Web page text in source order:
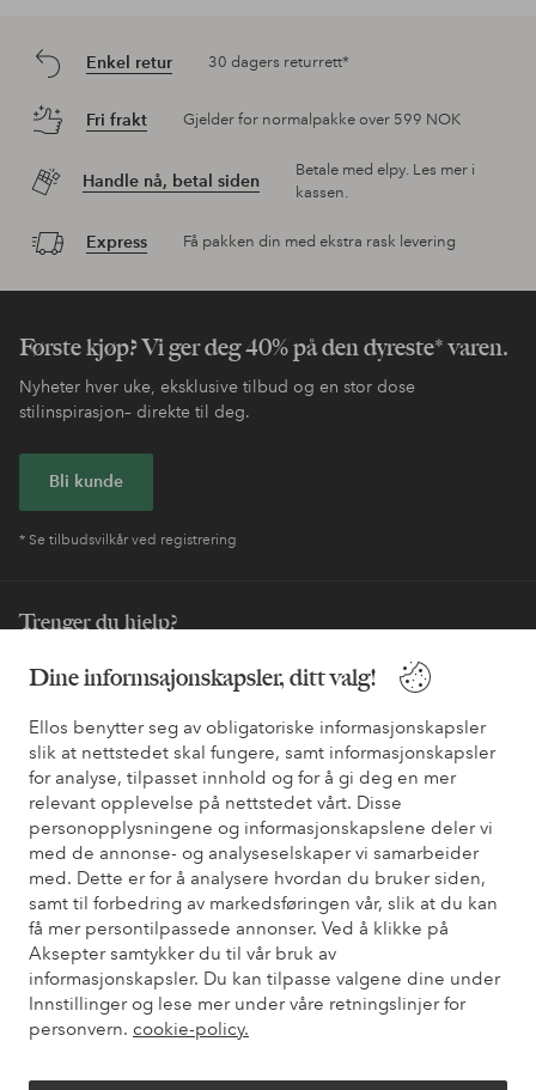
Dine informsajonskapsler, ditt valg!
Ellos benytter seg av obligatoriske informasjonskapsler
slik at nettstedet skal fungere, samt informasjonskapsler
for analyse, tilpasset innhold og for å gi deg en mer
relevant opplevelse på nettstedet vårt. Disse
personopplysningene og informasjonskapslene deler vi
med de annonse- og analyseselskaper vi samarbeider
med. Dette er for å analysere hvordan du bruker siden,
samt til forbedring av markedsføringen vår, slik at du kan
få mer persontilpassede annonser. Ved å klikke på
Aksepter samtykker du til vår bruk av
informasjonskapsler. Du kan tilpasse valgene dine under
Innstillinger og lese mer under våre retningslinjer for
personvern. cookie-policy.
Enkel retur 30 dagers returrett*
Fri frakt Gjelder for normalpakke over 599 NOK
Handle nå, betal siden
Betale med elpy. Les mer i
kassen.
Express Få pakken din med ekstra rask levering
Første kjøp? Vi ger deg 40% på den dyreste* varen.
Nyheter hver uke, eksklusive tilbud og en stor dose
stilinspirasjon– direkte til deg.
Bli kunde
* Se tilbudsvilkår ved registrering
Trenger du hjelp?
Du finner svar på de vanligste spørsmålene i vår FAQ. Du finner
også informasjon om hvordan du kan kontakte oss.
Kundeservice Bestilling Betalingsmåte
Mine sider
Om Ellos
Våre tjenester